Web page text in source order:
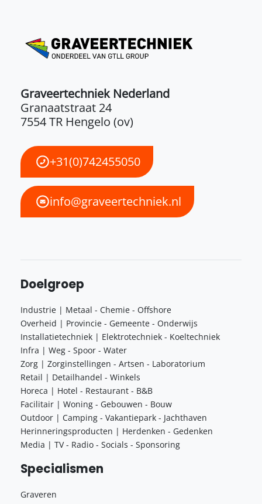
Graveertechniek Nederland
Granaatstraat 24
7554 TR Hengelo (ov)
+31(0)742455050
info@graveertechniek.nl
Doelgroep
Industrie | Metaal - Chemie - Offshore
Overheid | Provincie - Gemeente - Onderwijs
Installatietechniek | Elektrotechniek - Koeltechniek
Infra | Weg - Spoor - Water
Zorg | Zorginstellingen - Artsen - Laboratorium
Retail | Detailhandel - Winkels
Horeca | Hotel - Restaurant - B&B
Facilitair | Woning - Gebouwen - Bouw
Outdoor | Camping - Vakantiepark - Jachthaven
Herinneringsproducten | Herdenken - Gedenken
Media | TV - Radio - Socials - Sponsoring
Specialismen
Graveren